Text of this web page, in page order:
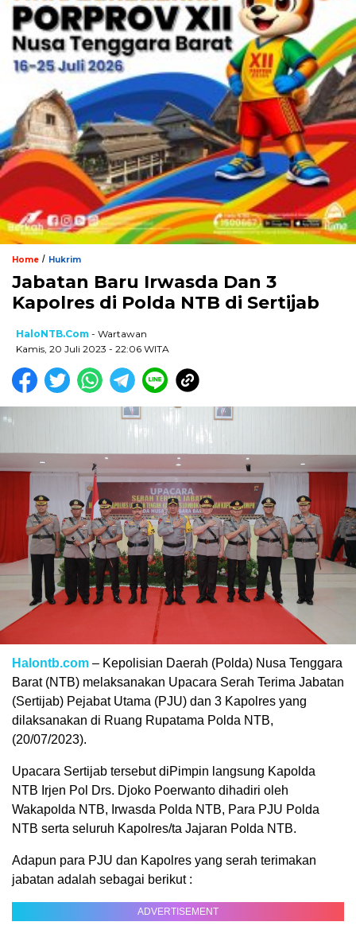
Home / Hukrim
Jabatan Baru Irwasda Dan 3
Kapolres di Polda NTB di Sertijab
HaloNTB.com - Wartawan
Kamis, 20 Juli 2023 - 22:06 WITA
Halontb.com – Kepolisian Daerah (Polda) Nusa Tenggara
Barat (NTB) melaksanakan Upacara Serah Terima Jabatan
(Sertijab) Pejabat Utama (PJU) dan 3 Kapolres yang
dilaksanakan di Ruang Rupatama Polda NTB,
(20/07/2023).
Upacara Sertijab tersebut diPimpin langsung Kapolda
NTB Irjen Pol Drs. Djoko Poerwanto dihadiri oleh
Wakapolda NTB, Irwasda Polda NTB, Para PJU Polda
NTB serta seluruh Kapolres/ta Jajaran Polda NTB.
Adapun para PJU dan Kapolres yang serah terimakan
jabatan adalah sebagai berikut :
ADVERTISEMENT